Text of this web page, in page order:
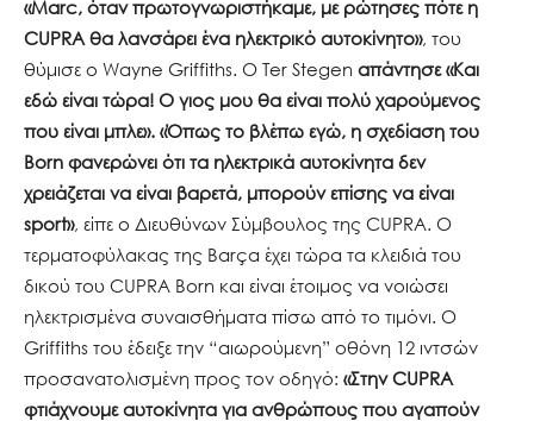
«Marc, όταν πρωτογνωριστήκαμε, με ρώτησες πότε η
CUPRA θα λανσάρει ένα ηλεκτρικό αυτοκίνητο», του
θύμισε ο Wayne Griffiths. Ο Ter Stegen απάντησε«Και
εδώ είναι τώρα! Ο γιος μου θα είναι πολύ χαρούμενος
που είναι μπλε». «Όπως το βλέπω εγώ, η σχεδίαση του
Born φανερώνει ότι τα ηλεκτρικά αυτοκίνητα δεν
χρειάζεται να είναι βαρετά, μπορούν επίσης να είναι
sport», είπε ο Διευθύνων Σύμβουλος της CUPRA. Ο
τερματοφύλακας της Barça έχει τώρα τα κλειδιά του
δικού του CUPRA Born και είναι έτοιμος να νοιώσει
ηλεκτρισμένα συναισθήματα πίσω από το τιμόνι. Ο
Griffiths του έδειξε την “αιωρούμενη” οθόνη 12 ιντσών
προσανατολισμένη προς τον οδηγό: «ΣτηνCUPRA
φτιάχνουμε αυτοκίνητα για ανθρώπους που αγαπούν